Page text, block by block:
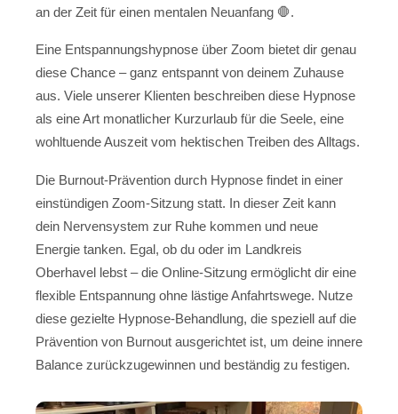
an der Zeit für einen mentalen Neuanfang 🛑.
Eine Entspannungshypnose über Zoom bietet dir genau
diese Chance – ganz entspannt von deinem Zuhause
aus. Viele unserer Klienten beschreiben diese Hypnose
als eine Art monatlicher Kurzurlaub für die Seele, eine
wohltuende Auszeit vom hektischen Treiben des Alltags.
Die Burnout-Prävention durch Hypnose findet in einer
einstündigen Zoom-Sitzung statt. In dieser Zeit kann
dein Nervensystem zur Ruhe kommen und neue
Energie tanken. Egal, ob du oder im Landkreis
Oberhavel lebst – die Online-Sitzung ermöglicht dir eine
flexible Entspannung ohne lästige Anfahrtswege. Nutze
diese gezielte Hypnose-Behandlung, die speziell auf die
Prävention von Burnout ausgerichtet ist, um deine innere
Balance zurückzugewinnen und beständig zu festigen.